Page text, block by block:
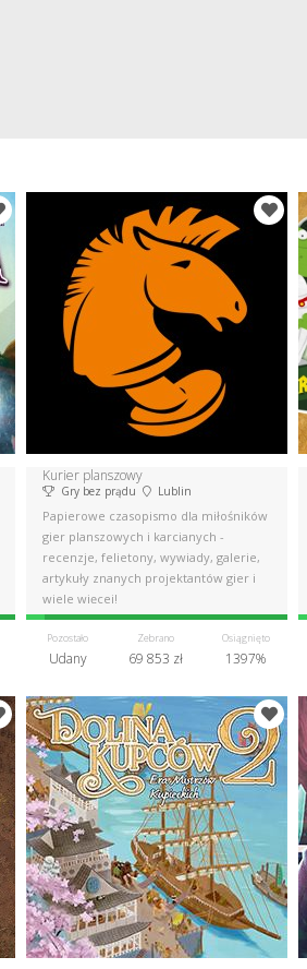
Kurier planszowy
Gry bez prądu Lublin
Papierowe czasopismo dla miłośników
gier planszowych i karcianych -
recenzje, felietony, wywiady, galerie,
artykuły znanych projektantów gier i
wiele więcej!
Pozostało
Udany
Zebrano
69 853 zł
Osiągnięto
1397%